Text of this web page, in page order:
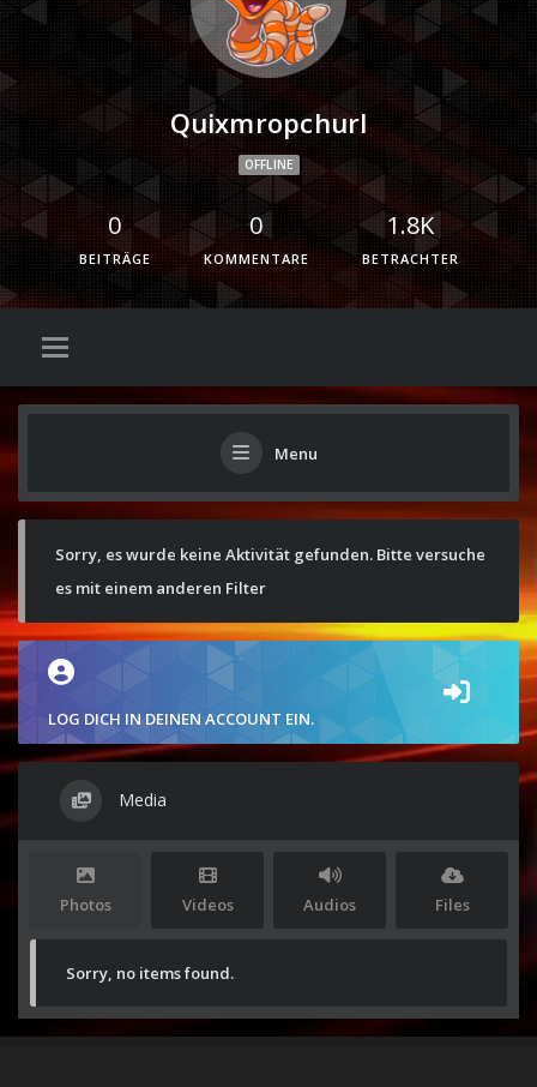
Quixmropchurl
OFFLINE
0
BEITRÄGE
0
KOMMENTARE
1.8K
BETRACHTER
Menu
Sorry, es wurde keine Aktivität gefunden. Bitte versuche
es mit einem anderen Filter
LOG DICH IN DEINEN ACCOUNT EIN.
Media
Photos Videos Audios Files
Sorry, no items found.